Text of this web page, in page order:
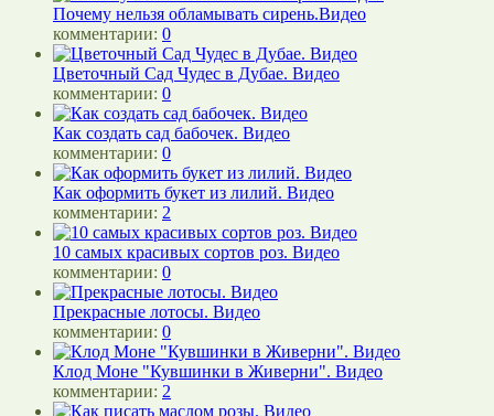
Почему нельзя обламывать сирень.Видео
комментарии: 0
Цветочный Сад Чудес в Дубае. Видео
комментарии: 0
Как создать сад бабочек. Видео
комментарии: 0
Как оформить букет из лилий. Видео
комментарии: 2
10 самых красивых сортов роз. Видео
комментарии: 0
Прекрасные лотосы. Видео
комментарии: 0
Клод Моне "Кувшинки в Живерни". Видео
комментарии: 2